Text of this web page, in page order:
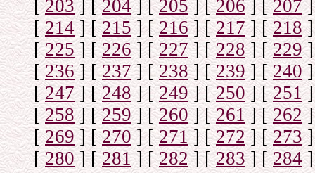
[203] [204] [205] [206] [207]
[214] [215] [216] [217] [218]
[225] [226] [227] [228] [229]
[236] [237] [238] [239] [240]
[247] [248] [249] [250] [251]
[258] [259] [260] [261] [262]
[269] [270] [271] [272] [273]
[280] [281] [282] [283] [284]